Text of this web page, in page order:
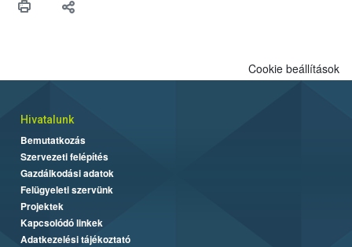
Cookie beállítások
Hivatalunk
Bemutatkozás
Szervezeti felépítés
Gazdálkodási adatok
Felügyeleti szervünk
Projektek
Kapcsolódó linkek
Adatkezelési tájékoztató